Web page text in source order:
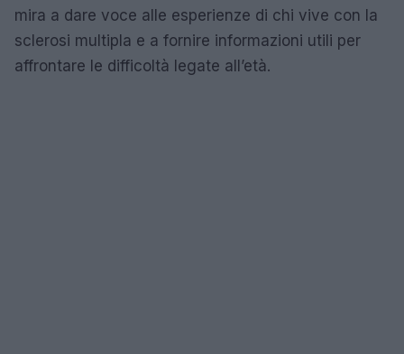
mira a dare voce alle esperienze di chi vive con la
sclerosi multipla e a fornire informazioni utili per
affrontare le difficoltà legate all’età.